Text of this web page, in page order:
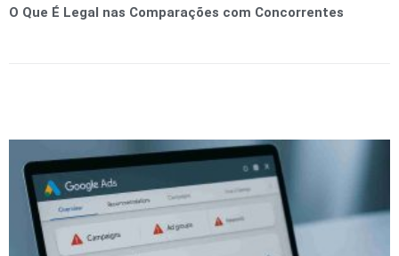
O Que É Legal nas Comparações com Concorrentes